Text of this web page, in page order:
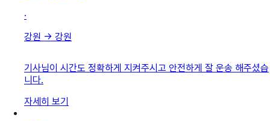
·
강원 → 강원
기사님이 시간도 정확하게 지켜주시고 안전하게 잘 운송 해주셨습
니다.
자세히 보기